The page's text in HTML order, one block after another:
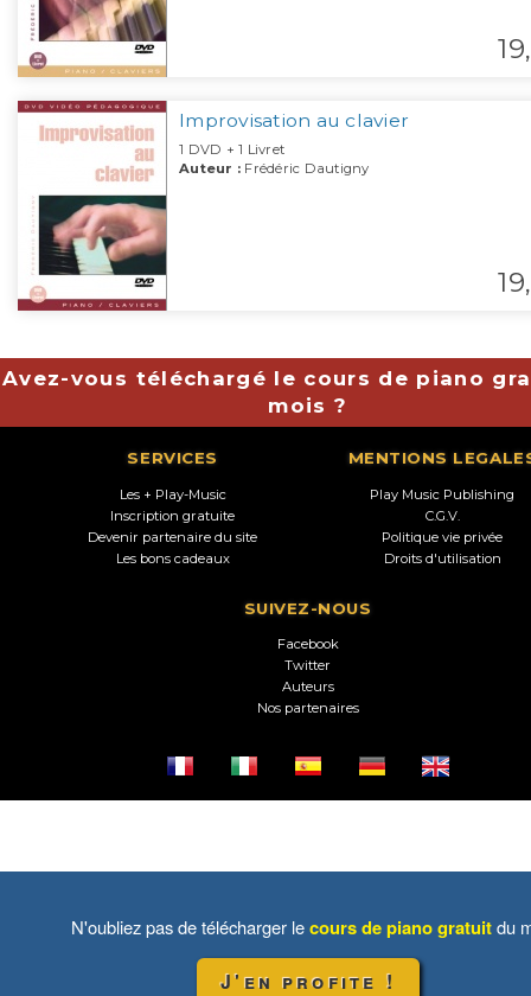
19,
Improvisation au clavier
1 DVD + 1 Livret
Auteur : Frédéric Dautigny
19,
Avez-vous téléchargé le cours de piano
mois ?
SERVICES
Les + Play-Music
Inscription gratuite
Devenir partenaire du site
Les bons cadeaux
MENTIONS
Play Music Publishing
C.G.V.
Politique vie privée
Droits d'utilisation
SUIVEZ-NOUS
Facebook
Twitter
Auteurs
Nos partenaires
N'oubliez pas de télécharger lecours de piano gratuitdu
J'en profite !